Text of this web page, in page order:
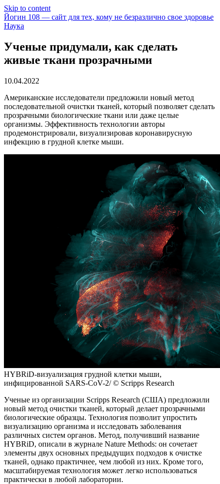
Skip to content
Йогин 108 — сайт для тех, кому не безразлично свое здоровье
Наука
Ученые придумали, как сделать
живые ткани прозрачными
10.04.2022
Американские исследователи предложили новый метод
последовательной очистки тканей, который позволяет сделать
прозрачными биологические ткани или даже целые
организмы. Эффективность технологии авторы
продемонстрировали, визуализировав коронавирусную
инфекцию в грудной клетке мыши.
HYBRiD-визуализация грудной клетки мыши,
инфицированной SARS-CoV-2/ © Scripps Research
Ученые из организации Scripps Research (США) предложили
новый метод очистки тканей, который делает прозрачными
биологические образцы. Технология позволит упростить
визуализацию организма и исследовать заболевания
различных систем органов. Метод, получивший название
HYBRiD, описали в журнале Nature Methods: он сочетает
элементы двух основных предыдущих подходов к очистке
тканей, однако практичнее, чем любой из них. Кроме того,
масштабируемая технология может легко использоваться
практически в любой лаборатории.